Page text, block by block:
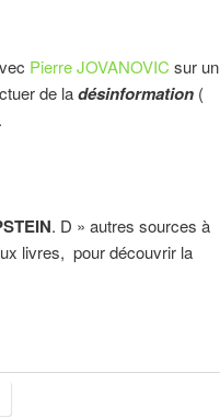
Pierre JOVANOVIC sur un
de ladésinformation(
. D » autres sources à
livres, pour découvrir la